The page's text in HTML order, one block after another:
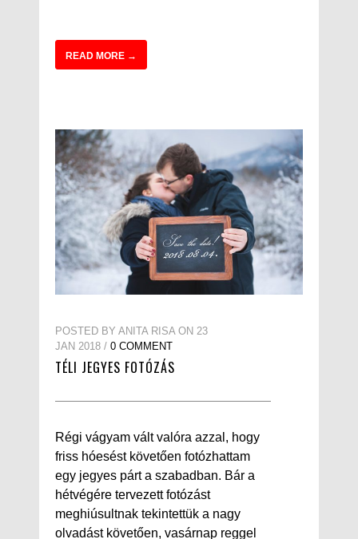
READ MORE →
POSTED BY ANITA RISA ON 23
JAN 2018 / 0 COMMENT
TÉLI JEGYES FOTÓZÁS
Régi vágyam vált valóra azzal, hogy
friss hóesést követően fotózhattam
egy jegyes párt a szabadban. Bár a
hétvégére tervezett fotózást
meghiúsultnak tekintettük a nagy
olvadást követően, vasárnap reggel